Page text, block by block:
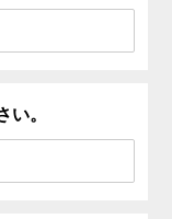
い。